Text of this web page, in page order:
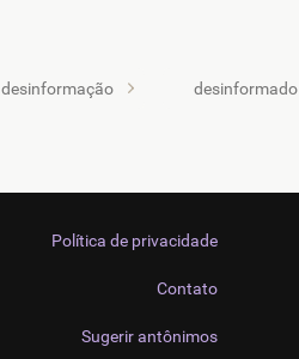
desinformação desinformado
Política de privacidade
Contato
Sugerir antônimos